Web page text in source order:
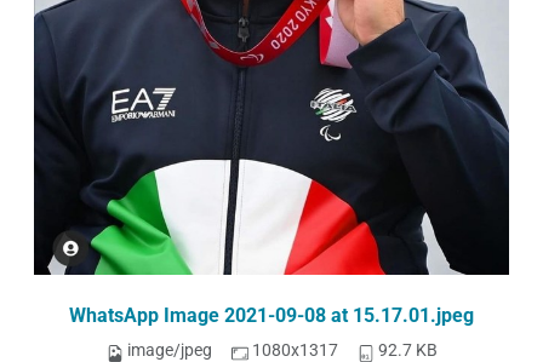
WhatsApp Image 2021-09-08 at 15.17.01.jpeg
image/jpeg 1080x1317 92.7 KB